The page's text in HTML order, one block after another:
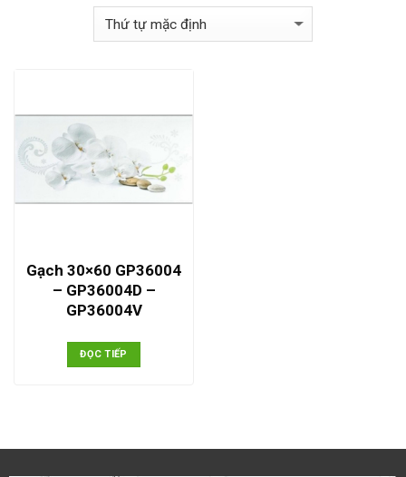
Gạch 30×60 GP36004
– GP36004D –
GP36004V
ĐỌC TIẾP